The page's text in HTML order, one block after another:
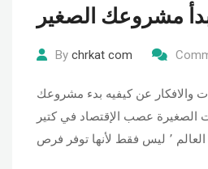
مشروعك الصغير
By chrkat com
والافكار عن كيفيه بدء مشروعك
الصغيرة عصب الإقتصاد في كتير